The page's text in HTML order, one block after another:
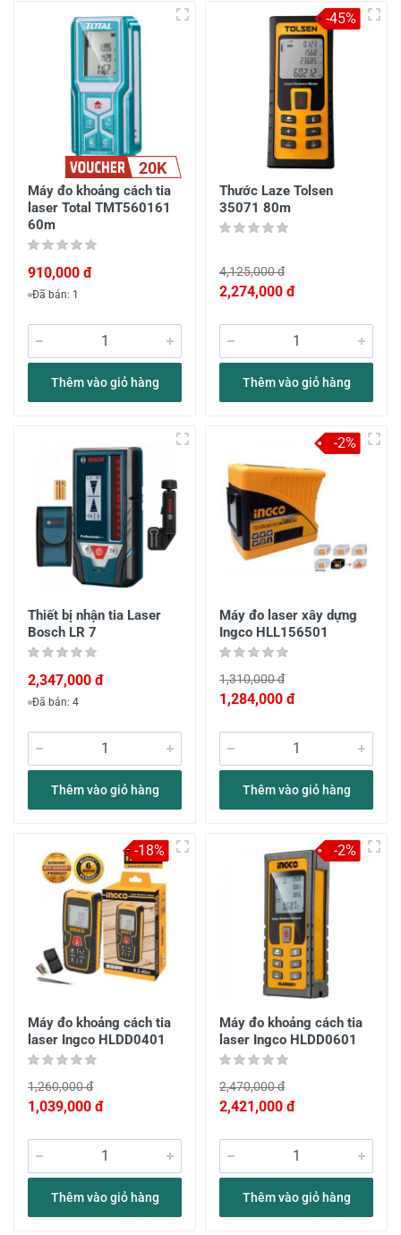
20K
Máy đo khoảng cách tia
laser Total TMT560161
60m
910,000 đ
Đã bán: 1
Thêm vào giỏ hàng
Thước Laze Tolsen
35071 80m
4,125,000 đ
2,274,000 đ
Thêm vào giỏ hàng
-45%
Thiết bị nhận tia Laser
Bosch LR 7
2,347,000 đ
Đã bán: 4
Thêm vào giỏ hàng
Máy đo laser xây dựng
Ingco HLL156501
1,310,000 đ
1,284,000 đ
Thêm vào giỏ hàng
-2%
Máy đo khoảng cách tia
laser Ingco HLDD0401
1,260,000 đ
1,039,000 đ
Thêm vào giỏ hàng
-18%
Máy đo khoảng cách tia
laser Ingco HLDD0601
2,470,000 đ
2,421,000 đ
Thêm vào giỏ hàng
-2%